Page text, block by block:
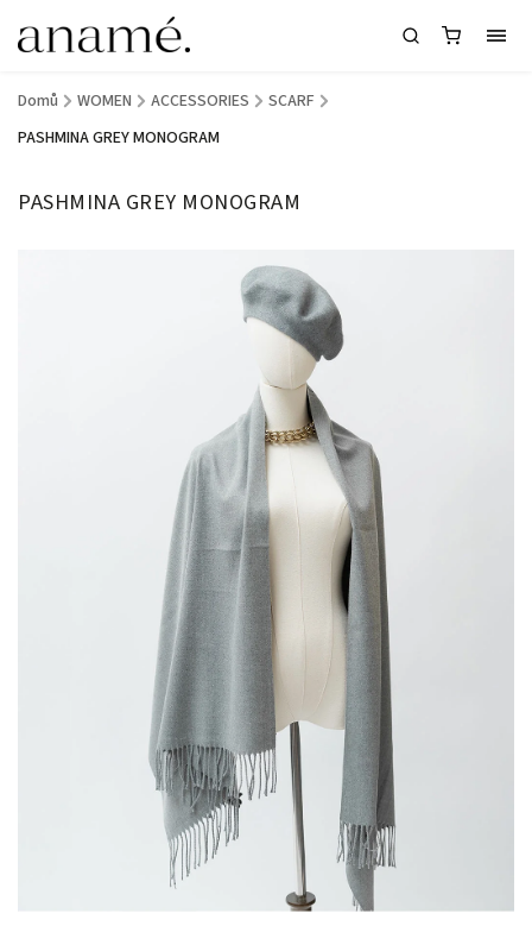
Domů / WOMEN / ACCESSORIES / SCARF /
PASHMINA GREY MONOGRAM
PASHMINA GREY MONOGRAM